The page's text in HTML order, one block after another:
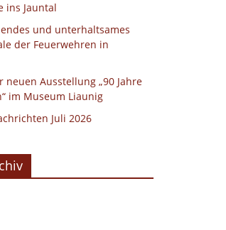
ins Jauntal
und unterhaltsames
der Feuerwehren in
neuen Ausstellung „90 Jahre
im Museum Liaunig
Juli 2026